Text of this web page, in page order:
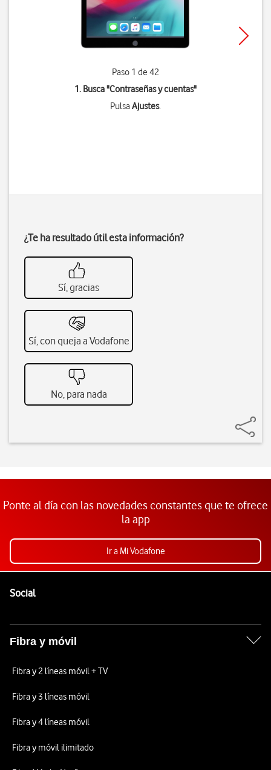
Paso 1 de 42
1. Busca "Contraseñas y cuentas"
PulsaAjustes.
¿Te ha resultado útil esta información?
Sí, gracias
Sí, con queja a Vodafone
No, para nada
Ponte al día con las novedades constantes que te ofrece
la app
Ir a Mi Vodafone
SocialEnlaces a las redes sociales de Vodafone
Fibra y móvil
Fibra y 2 líneas móvil + TV
Fibra y 3 líneas móvil
Fibra y 4 líneas móvil
Fibra y móvil ilimitado